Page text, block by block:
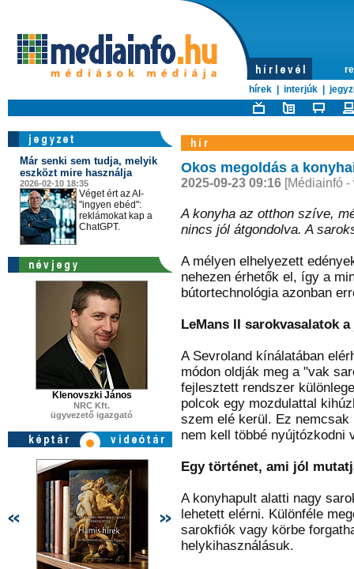
hírek
interjúk
Már senki sem tudja, melyik
eszközt mire használja
2026-02-10 18:35
Véget ért az AI-
"ingyen ebéd":
reklámokat kap a
ChatGPT.
Klenovszki János
NRC Kft.
ügyvezető igazgató
Okos megoldás a
2025-09-23 09:16[Médiainfó -
A konyha az otthon szíve,
nincs jól átgondolva. A
A mélyen elhelyezett
nehezen érhetők el, így a
bútortechnológia azonban
LeMans II sarokvasalatok
A Sevroland kínálatában
módon oldják meg a "vak
fejlesztett rendszer
polcok egy mozdulattal
szem elé kerül. Ez
nem kell többé nyújtózkodni
Egy történet, ami jól
A konyhapult alatti nagy
lehetett elérni. Különféle
sarokfiók vagy körbe
helykihasználásuk.